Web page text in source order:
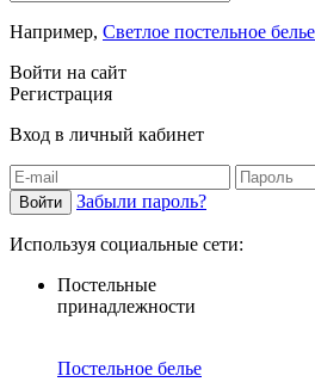
Например, Светлое постельное
Войти на сайт
Регистрация
Вход в личный кабинет
Забыли пароль?
Используя социальные сети:
Постельные
принадлежности
Постельное белье